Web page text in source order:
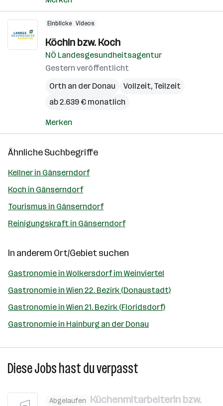
Einblicke Videos
Köchin bzw. Koch
NÖ Landesgesundheitsagentur
Gestern veröffentlicht
Orth an der Donau
Vollzeit, Teilzeit
ab 2.639 € monatlich
Merken
Ähnliche Suchbegriffe
Kellner in Gänserndorf
Koch in Gänserndorf
Tourismus in Gänserndorf
Reinigungskraft in Gänserndorf
In anderem Ort/Gebiet suchen
Gastronomie in Wolkersdorf im Weinviertel
Gastronomie in Wien 22. Bezirk (Donaustadt)
Gastronomie in Wien 21. Bezirk (Floridsdorf)
Gastronomie in Hainburg an der Donau
Diese Jobs hast du verpasst
Abgelaufen Küchenmitarbeiterin bzw.